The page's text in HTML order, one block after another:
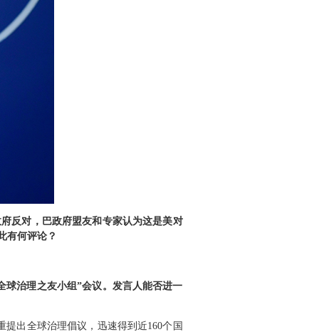
反对，巴政府盟友和专家认为这是美对
有何评论？
球治理之友小组”会议。发言人能否进一
出全球治理倡议，迅速得到近160个国